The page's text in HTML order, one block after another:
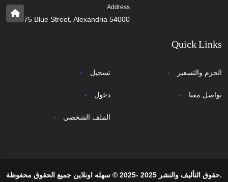
Address
75 Blue Street, Alexandria 54000
Quick Links
تسجيل
دخول
الملف الشخصي
الحزم والتسعير
تواصل معنا
حقوق التأليف والنشر 2025 -2025 © سهله اونلاين جميع الحقوق محفوظة.